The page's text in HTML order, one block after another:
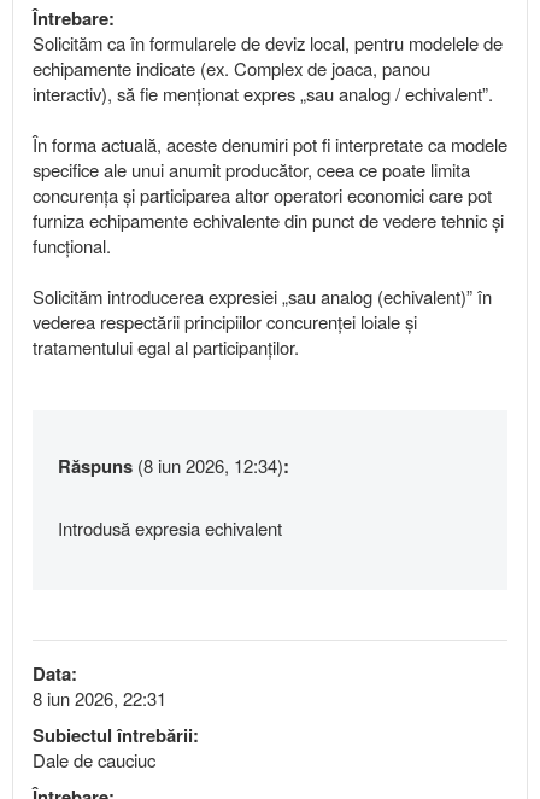
Întrebare:
Solicităm ca în formularele de deviz local, pentru modelele de
echipamente indicate (ex. Complex de joaca, panou
interactiv), să fie menționat expres „sau analog / echivalent”.
În forma actuală, aceste denumiri pot fi interpretate ca modele
specifice ale unui anumit producător, ceea ce poate limita
concurența și participarea altor operatori economici care pot
furniza echipamente echivalente din punct de vedere tehnic și
funcțional.
Solicităm introducerea expresiei „sau analog (echivalent)” în
vederea respectării principiilor concurenței loiale și
tratamentului egal al participanților.
Răspuns (8 iun 2026, 12:34):
Introdusă expresia echivalent
Data:
8 iun 2026, 22:31
Subiectul întrebării:
Dale de cauciuc